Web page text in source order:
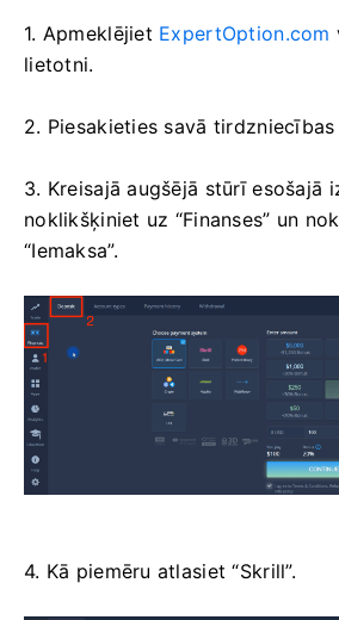
1. Apmeklējiet ExpertOption.com
lietotni.
2. Piesakieties savā
3. Kreisajā augšējā stūrī esošajā
noklikšķiniet uz “Finanses” un
“Iemaksa”.
4. Kā piemēru atlasiet “Skrill”.